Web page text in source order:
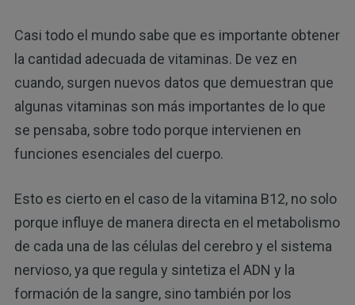
Casi todo el mundo sabe que es importante obtener
la cantidad adecuada de vitaminas. De vez en
cuando, surgen nuevos datos que demuestran que
algunas vitaminas son más importantes de lo que
se pensaba, sobre todo porque intervienen en
funciones esenciales del cuerpo.
Esto es cierto en el caso de la vitamina B12, no solo
porque influye de manera directa en el metabolismo
de cada una de las células del cerebro y el sistema
nervioso, ya que regula y sintetiza el ADN y la
formación de la sangre, sino también por los